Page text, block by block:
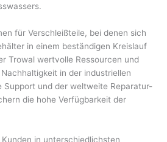
für Verschleißteile, bei denen sich
in einem beständigen Kreislauf
Trowal wertvolle Ressourcen und
in der industriellen
Support und der weltweite Reparatur-
die hohe Verfügbarkeit der
in unterschiedlichsten